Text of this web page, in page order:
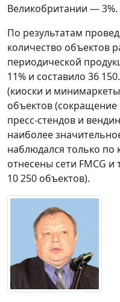
Великобритании — 3%.
По результатам
количество объектов
периодической
11% и составило 36
(киоски и
объектов (сокращение
пресс-стендов и
наиболее
наблюдался только по
отнесены сети FMCG и
10 250 объектов).